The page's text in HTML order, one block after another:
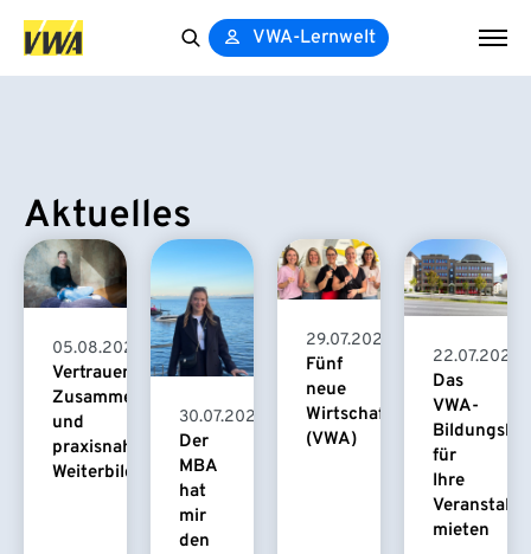
VWA-Lernwelt
Aktuelles
05.08.2026
Vertrauensvolle
Zusammenarbeit
und
praxisnahe
Weiterbildung
30.07.2026
Der
MBA
hat
mir
den
29.07.2026
Fünf
neue
Wirtschaftspsychologinnen
(VWA)
22.07.2026
Das
VWA-
für
Ihre
mieten